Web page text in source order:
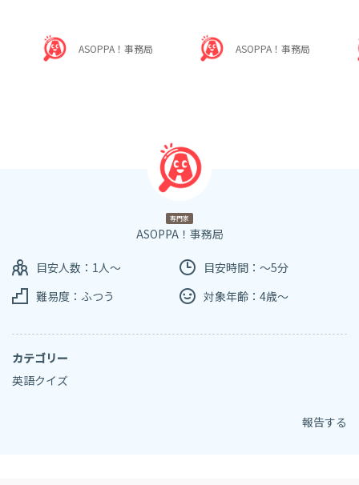
ASOPPA！事務局 ASOPPA！事務局
専門家
ASOPPA！事務局
目安人数：1人～
目安時間：～5分
難易度：ふつう
対象年齢：4歳～
カテゴリー
英語クイズ
報告する